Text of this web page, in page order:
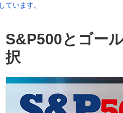
ています。
S&P500とゴー
択